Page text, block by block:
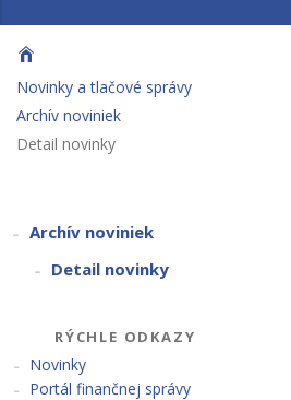
Novinky a tlačové správy
Archív noviniek
Detail novinky
Archív noviniek
Detail novinky
RÝCHLE ODKAZY
Novinky
Portál finančnej správy